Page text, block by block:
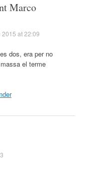
Marco
at 22:09
dos, era per no
el terme